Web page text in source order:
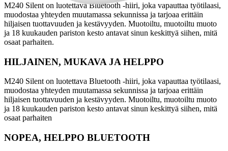
M240 Silent on luotettava Bluetooth -hiiri, joka vapauttaa työtilaasi,
muodostaa yhteyden muutamassa sekunnissa ja tarjoaa erittäin
hiljaisen tuottavuuden ja kestävyyden. Muotoiltu, muotoiltu muoto
ja 18 kuukauden pariston kesto antavat sinun keskittyä siihen, mitä
osaat parhaiten.
HILJAINEN, MUKAVA JA HELPPO
M240 Silent on luotettava Bluetooth -hiiri, joka vapauttaa työtilaasi,
muodostaa yhteyden muutamassa sekunnissa ja tarjoaa erittäin
hiljaisen tuottavuuden ja kestävyyden. Muotoiltu, muotoiltu muoto
ja 18 kuukauden pariston kesto antavat sinun keskittyä siihen, mitä
osaat parhaiten
NOPEA, HELPPO BLUETOOTH